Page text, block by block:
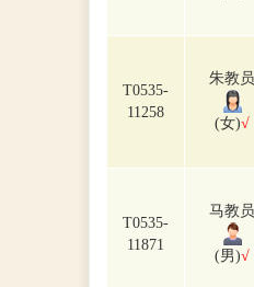
T0535-
11258
朱教员
(女)√
T0535-
11871
马教员
(男)√